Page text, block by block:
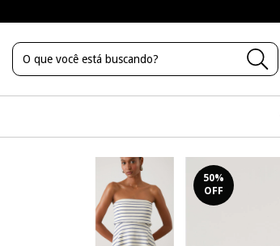
50%
OFF